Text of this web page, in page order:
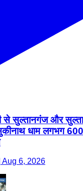
से सुल्तानगंज और
धाम लगभग 600
Aug 6, 2026